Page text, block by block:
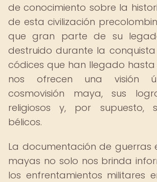
de conocimiento sobre la
de esta civilización
que gran parte de su
destruido durante la
códices que han llegado
nos ofrecen una visión
cosmovisión maya, sus
religiosos y, por supuesto,
bélicos.
La documentación de guerras
mayas no solo nos brinda
los enfrentamientos militares